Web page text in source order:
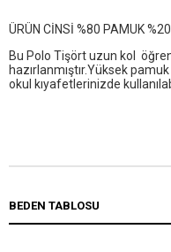
ÜRÜN CİNSİ %80 PAMUK
Bu Polo Tişört uzun kol
hazırlanmıştır.Yüksek
okul kıyafetlerinizde
BEDEN TABLOSU